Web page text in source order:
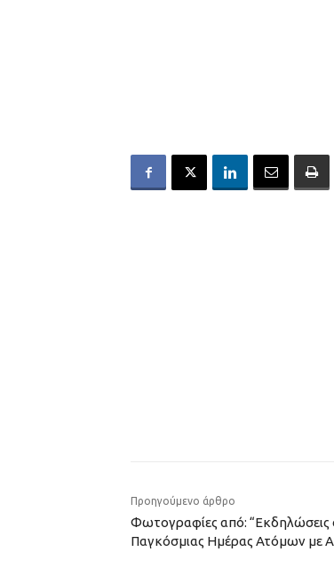
Προηγούμενο άρθρο
Φωτογραφίες από: “Εκδηλώσεις
Παγκόσμιας Ημέρας Ατόμων με